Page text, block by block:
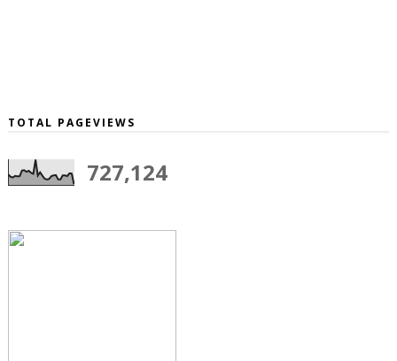
TOTAL PAGEVIEWS
727,124